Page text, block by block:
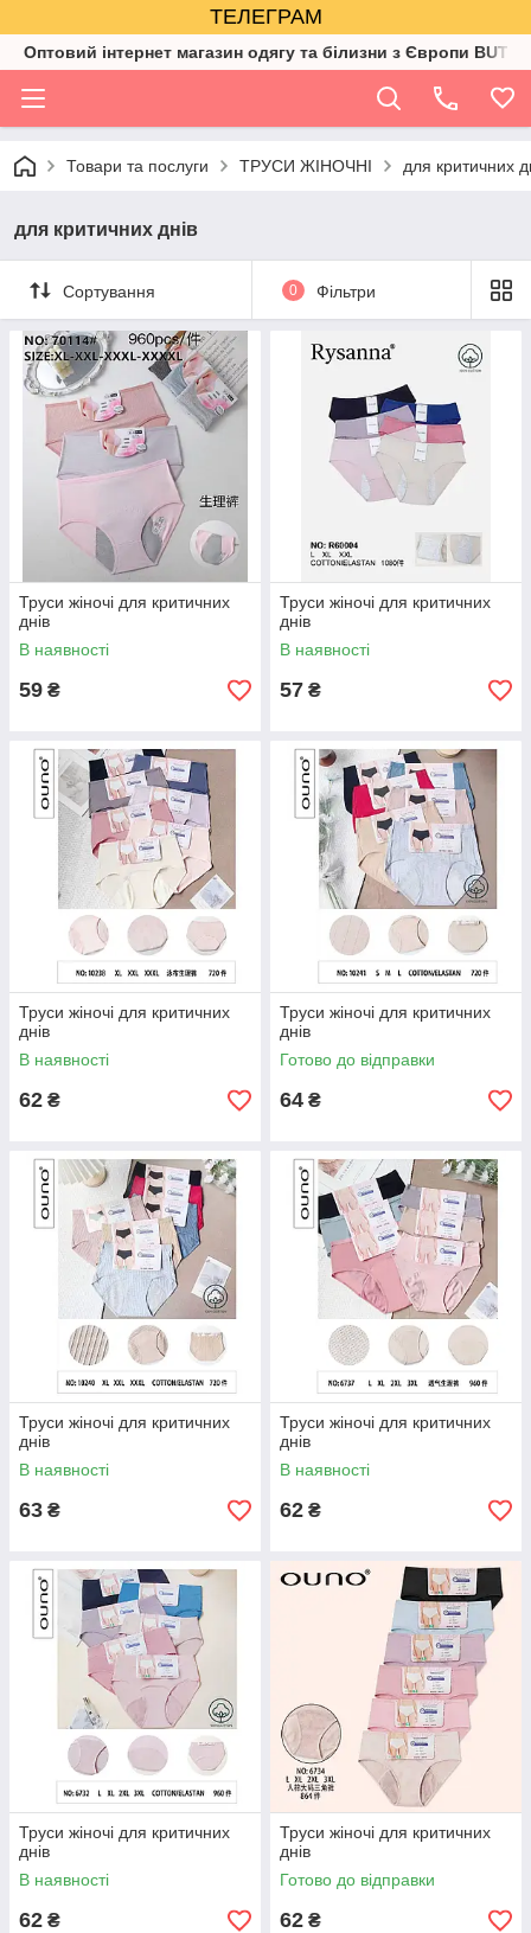
ТЕЛЕГРАМ
Оптовий інтернет магазин одягу та білизни з Європи BUTIK
Товари та послуги ТРУСИ ЖІНОЧНІ для критичних
для критичних днів
Сортування 0 Фільтри
Труси жіночі для критичних
днів
В наявності
59 ₴
Труси жіночі для критичних
днів
В наявності
57 ₴
Труси жіночі для критичних
днів
В наявності
62 ₴
Труси жіночі для критичних
днів
Готово до відправки
64 ₴
Труси жіночі для критичних
днів
В наявності
63 ₴
Труси жіночі для критичних
днів
В наявності
62 ₴
Труси жіночі для критичних
днів
В наявності
62 ₴
Труси жіночі для критичних
днів
Готово до відправки
62 ₴